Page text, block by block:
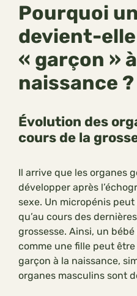
Pourquoi
devient-
« garçon »
naissance ?
Évolution des
cours de la
Il arrive que les organes
développer après
sexe. Un micropénis
qu’au cours des
grossesse. Ainsi, un
comme une fille peut
garçon à la naissance,
organes masculins sont